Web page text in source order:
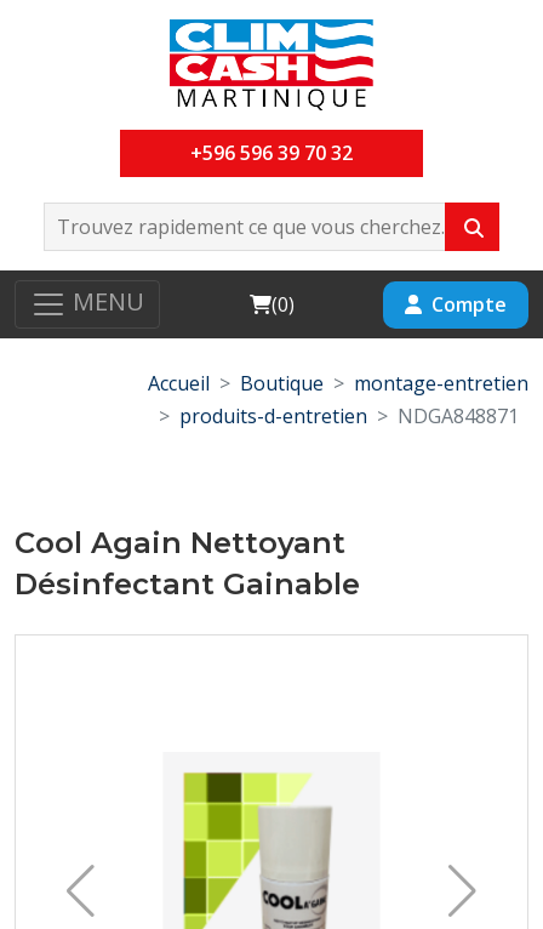
+596 596 39 70 32
MENU Cart
(0) Compte
Accueil Boutique
montage-entretien
produits-d-entretien
NDGA848871
Cool Again Nettoyant
Désinfectant Gainable